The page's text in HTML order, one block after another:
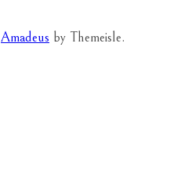
Amadeus by Themeisle.